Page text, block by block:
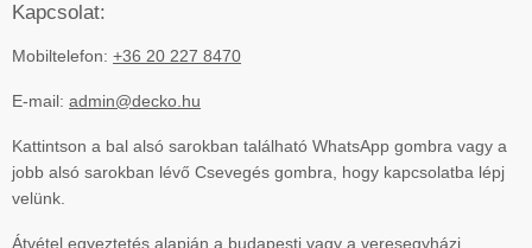
Kapcsolat:
Mobiltelefon: +36 20 227 8470
E-mail: admin@decko.hu
Kattintson a bal alsó sarokban található WhatsApp gombra vagy a
jobb alsó sarokban lévő Csevegés gombra, hogy kapcsolatba lépj
velünk.
Átvétel egyeztetés alapján a budapesti vagy a veresegyházi